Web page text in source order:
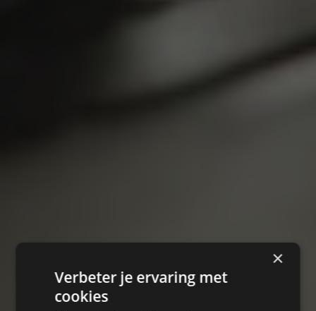
×
Verbeter je ervaring met
cookies